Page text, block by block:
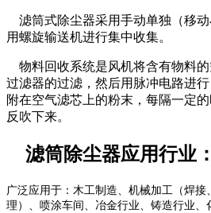
滤筒式除尘器采用手动单独（移
用螺旋输送机进行集中收集。
物料回收系统是风机将含有物料
过滤器的过滤，然后用脉冲电路进
附在空气滤芯上的粉末，每隔一定
反吹下来。
滤筒除尘器应用行业：
广泛应用于：木工制造、机械加工（焊接
理）、喷涂车间、冶金行业、铸造行业